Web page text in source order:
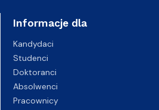
Informacje dla
Kandydaci
Studenci
Doktoranci
Absolwenci
Pracownicy